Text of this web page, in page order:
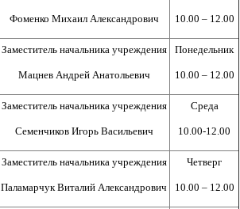
Фоменко Михаил Александрович 10.00 – 12.00
Заместитель начальника учреждения
Мацнев Андрей Анатольевич
Понедельник
10.00 – 12.00
Заместитель начальника учреждения
Семенчиков Игорь Васильевич
Среда
10.00-12.00
Заместитель начальника учреждения
Паламарчук Виталий Александрович
Четверг
10.00 – 12.00